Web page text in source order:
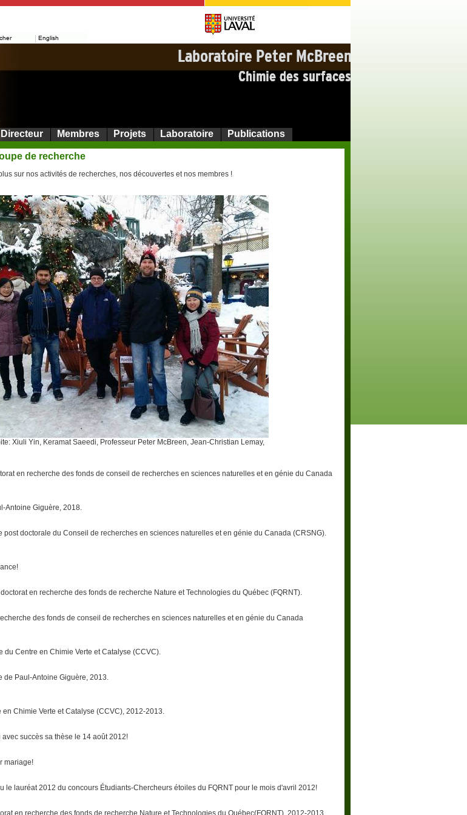
Directeur Membres Projets Laboratoire Publications
de recherche
sur nos activités de recherches, nos découvertes et nos membres !
Xiuli Yin, Keramat Saeedi, Professeur Peter McBreen, Jean-Christian Lemay,
en recherche des fonds de conseil de recherches en sciences naturelles et en génie du Canada
Antoine Giguère, 2018.
post doctorale du Conseil de recherches en sciences naturelles et en génie du Canada (CRSNG).
en recherche des fonds de recherche Nature et Technologies du Québec (FQRNT).
des fonds de conseil de recherches en sciences naturelles et en génie du Canada
Centre en Chimie Verte et Catalyse (CCVC).
de Paul-Antoine Giguère, 2013.
Chimie Verte et Catalyse (CCVC), 2012-2013.
succès sa thèse le 14 août 2012!
mariage!
le lauréat 2012 du concours Étudiants-Chercheurs étoiles du FQRNT pour le mois d'avril 2012!
en recherche des fonds de recherche Nature et Technologies du Québec(FQRNT), 2012-2013